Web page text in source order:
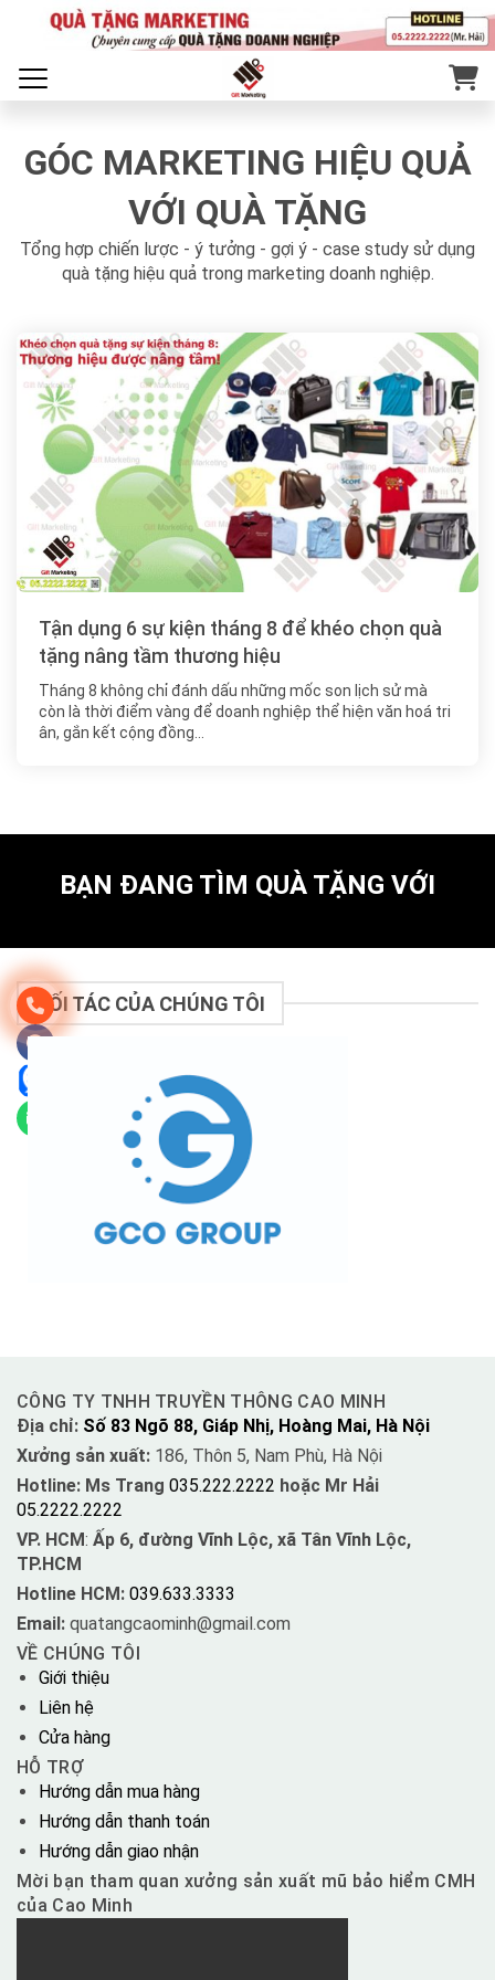
GÓC MARKETING HIỆU QUẢ
VỚI QUÀ TẶNG
Tổng hợp chiến lược - ý tưởng - gợi ý - case study sử dụng
quà tặng hiệu quả trong marketing doanh nghiệp.
Tận dụng 6 sự kiện tháng 8 để khéo chọn quà
tặng nâng tầm thương hiệu
Tháng 8 không chỉ đánh dấu những mốc son lịch sử mà
còn là thời điểm vàng để doanh nghiệp thể hiện văn hoá tri
ân, gắn kết cộng đồng…
BẠN ĐANG TÌM QUÀ TẶNG VỚI
ĐỐI TÁC CỦA CHÚNG TÔI
CÔNG TY TNHH TRUYỀN THÔNG CAO MINH
Địa chỉ: Số 83 Ngõ 88, Giáp Nhị, Hoàng Mai, Hà Nội
Xưởng sản xuất: 186, Thôn 5, Nam Phù, Hà Nội
Hotline: Ms Trang 035.222.2222 hoặc Mr Hải
05.2222.2222
VP. HCM: Ấp 6, đường Vĩnh Lộc, xã Tân Vĩnh Lộc,
TP.HCM
Hotline HCM: 039.633.3333
Email: quatangcaominh@gmail.com
VỀ CHÚNG TÔI
Giới thiệu
Liên hệ
Cửa hàng
HỖ TRỢ
Hướng dẫn mua hàng
Hướng dẫn thanh toán
Hướng dẫn giao nhận
Mời bạn tham quan xưởng sản xuất mũ bảo hiểm CMH
của Cao Minh